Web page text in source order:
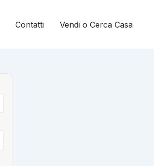
Contatti Vendi o Cerca Casa